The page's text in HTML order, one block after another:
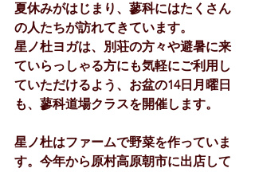
夏休みがはじまり、蓼科にはたくさん
の人たちが訪れてきています。
星ノ杜ヨガは、別荘の方々や避暑に来
ていらっしゃる方にも気軽にご利用し
ていただけるよう、お盆の14日月曜日
も、蓼科道場クラスを開催します。
星ノ杜はファームで野菜を作っていま
す。今年から原村高原朝市に出店して